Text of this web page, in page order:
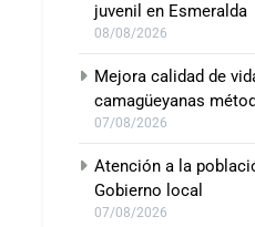
juvenil en Esmeralda
08/08/2026
Mejora calidad de
camagüeyanas
07/08/2026
Atención a la
Gobierno local
07/08/2026